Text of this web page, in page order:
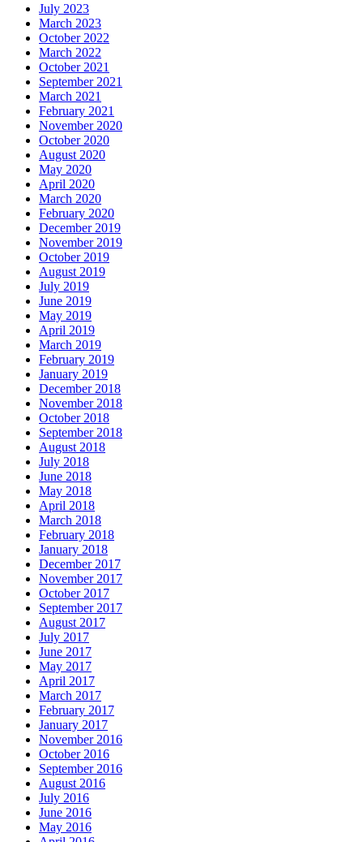
July 2023
March 2023
October 2022
March 2022
October 2021
September 2021
March 2021
February 2021
November 2020
October 2020
August 2020
May 2020
April 2020
March 2020
February 2020
December 2019
November 2019
October 2019
August 2019
July 2019
June 2019
May 2019
April 2019
March 2019
February 2019
January 2019
December 2018
November 2018
October 2018
September 2018
August 2018
July 2018
June 2018
May 2018
April 2018
March 2018
February 2018
January 2018
December 2017
November 2017
October 2017
September 2017
August 2017
July 2017
June 2017
May 2017
April 2017
March 2017
February 2017
January 2017
November 2016
October 2016
September 2016
August 2016
July 2016
June 2016
May 2016